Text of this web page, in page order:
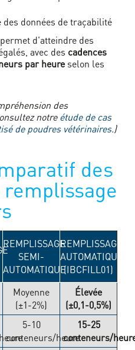
des données de traçabilité
d'atteindre des
avec des cadences
par heureselon les
des
notreétude de cas
de poudres vétérinaires.)
des
REMPLISSAGE
SEMI-
AUTOMATIQUE
REMPLISSAGE
AUTOMATIQUE
(IBCFILL01)
Moyenne
(±1-2%)
Élevée
(±0,1-0,5%)
5-10
conteneurs/heure
15-25
conteneurs/